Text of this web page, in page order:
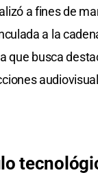
a fines de
a la
que busca